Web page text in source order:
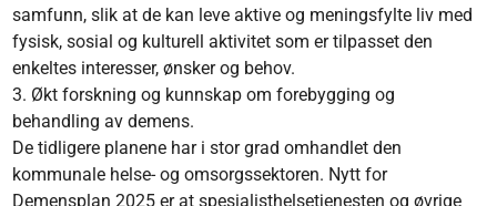
samfunn, slik at de kan leve aktive og meningsfylte liv med
fysisk, sosial og kulturell aktivitet som er tilpasset den
enkeltes interesser, ønsker og behov.
3. Økt forskning og kunnskap om forebygging og
behandling av demens.
De tidligere planene har i stor grad omhandlet den
kommunale helse- og omsorgssektoren. Nytt for
Demensplan 2025 er at spesialisthelsetjenesten og øvrige